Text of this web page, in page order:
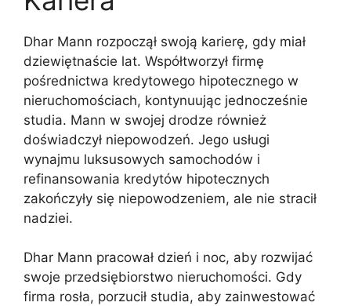
Dhar Mann rozpoczął swoją karierę, gdy miał
dziewiętnaście lat. Współtworzył firmę
pośrednictwa kredytowego hipotecznego w
nieruchomościach, kontynuując jednocześnie
studia. Mann w swojej drodze również
doświadczył niepowodzeń. Jego usługi
wynajmu luksusowych samochodów i
refinansowania kredytów hipotecznych
zakończyły się niepowodzeniem, ale nie stracił
nadziei.
Dhar Mann pracował dzień i noc, aby rozwijać
swoje przedsiębiorstwo nieruchomości. Gdy
firma rosła, porzucił studia, aby zainwestować